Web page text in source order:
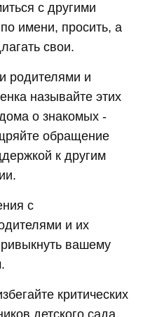
с другими
имени, просить, а
свои.
родителями и
называйте этих
о знакомых -
обращение
к другим
с
и их
вашему
критических
детского сада.